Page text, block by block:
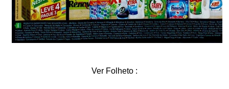
Ver Folheto :